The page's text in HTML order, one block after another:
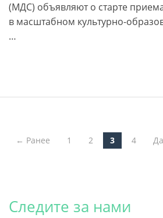
(МДС) объявляют о старте
в масштабном культурно-
…
Post navigation
← Ранее 1 2 3 4
Следите за нами